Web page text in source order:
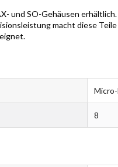
und SO-Gehäusen
macht diese
8